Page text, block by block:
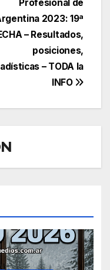
Profesional de
2023: 19ª
– Resultados,
posiciones,
– TODA la
INFO